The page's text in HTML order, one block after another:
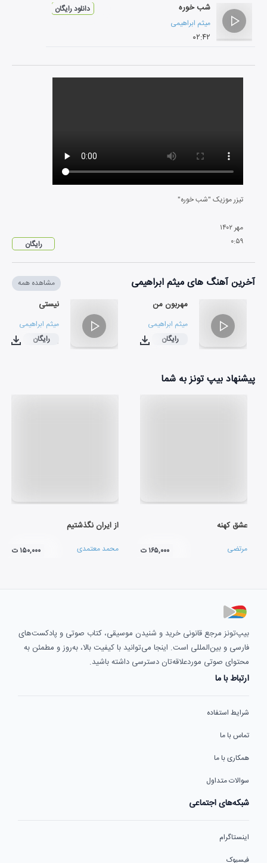
شب خوره
میثم ابراهیمی
۰۲:۴۲
دانلود رایگان
تیزر موزیک "شب خوره"
مهر ۱۴۰۲
۰:۵۹ رایگان
آخرین آهنگ های میثم ابراهیمی مشاهده همه
مهربون من
میثم ابراهیمی
۰۳:۱۳
رایگان
نیستی
میثم ابراهیمی
۰۳:۰۰رایگان
پیشنهاد بیپ تونز به شما
عشق کهنه
مرتضی ۱۶۵,۰۰۰ ت
از ایران نگذشتیم
محمد معتمدی ۱۵۰,۰۰۰ ت
بیپ‌تونز مرجع قانونی خرید و شنیدن موسیقی، کتاب صوتی و پادکست‌های
فارسی و بین‌المللی است. اینجا می‌توانید با کیفیت بالا، به‌روز و مطمئن به
محتوای صوتی موردعلاقه‌تان دسترسی داشته باشید.
ارتباط با ما
شرایط استفاده
تماس با ما
همکاری با ما
سوالات متداول
شبکه‌های اجتماعی
اینستاگرام
فیسبوک